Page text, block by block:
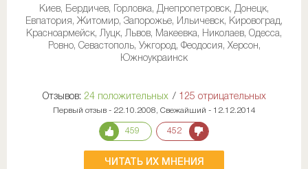
Киев, Бердичев, Горловка, Днепропетровск, Донецк,
Евпатория, Житомир, Запорожье, Ильичевск, Кировоград,
Красноармейск, Луцк, Львов, Макеевка, Николаев, Одесса,
Ровно, Севастополь, Ужгород, Феодосия, Херсон,
Южноукраинск
Отзывов: 24 положительных / 125 отрицательных
Первый отзыв - 22.10.2008, Свежайший - 12.12.2014
459 452
ЧИТАТЬ ИХ МНЕНИЯ